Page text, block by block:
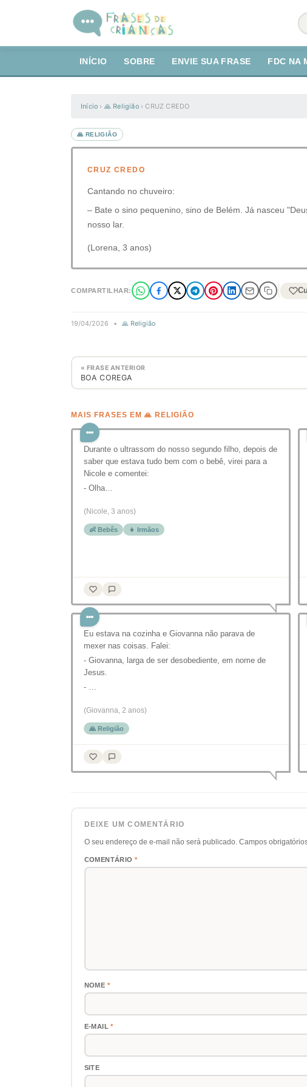
INÍCIO SOBRE ENVIE SUA FRASE FDC NA
Início › 🙏 Religião ›CRUZ CREDO
🙏 RELIGIÃO
CRUZ CREDO
Cantando no chuveiro:
– Bate o sino pequenino, sino de Belém. Já nasceu
nosso lar.
(Lorena, 3 anos)
COMPARTILHAR:
19/04/2026 • 🙏 Religião
« FRASE ANTERIOR
BOA COREGA
MAIS FRASES EM 🙏 RELIGIÃO
Durante o ultrassom do nosso segundo filho, depois de
saber que estava tudo bem com o bebê, virei para a
Nicole e comentei:
- Olha…
(Nicole, 3 anos)
👶 Bebês 👧 Irmãos
Eu estava na cozinha e Giovanna não parava de
mexer nas coisas. Falei:
- Giovanna, larga de ser desobediente, em nome de
Jesus.
- …
(Giovanna, 2 anos)
🙏 Religião
DEIXE UM COMENTÁRIO
O seu endereço de e-mail não será publicado. Campos
COMENTÁRIO *
NOME *
E-MAIL*
SITE